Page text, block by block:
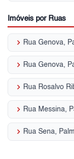
Imóveis por Ruas
keyboard_arrow_right Rua Genova,
keyboard_arrow_right Rua Genova,
keyboard_arrow_right Rua Rosalvo
keyboard_arrow_right Rua Messina,
keyboard_arrow_right Rua Sena,